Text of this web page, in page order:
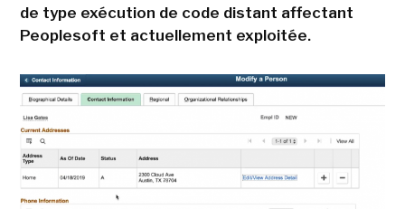
de type exécution de code distant affectant
Peoplesoft et actuellement exploitée.